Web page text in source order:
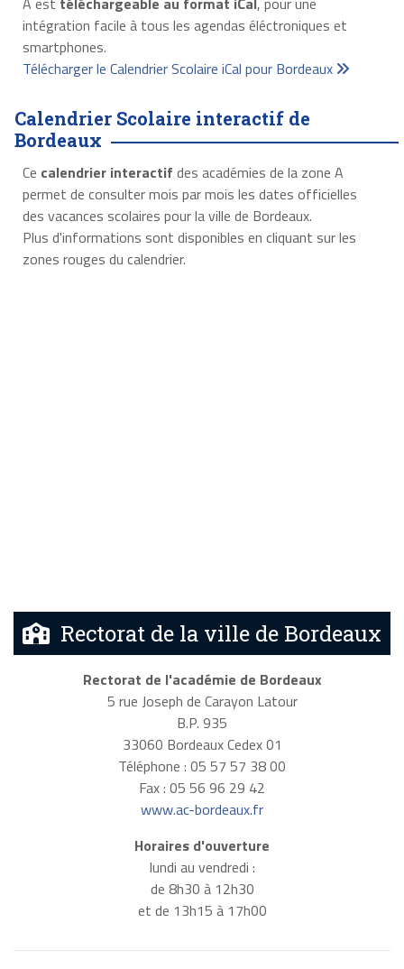
intégration facile à tous les agendas éléctroniques et
smartphones.
Télécharger le Calendrier Scolaire iCal pour Bordeaux
Calendrier Scolaire interactif de
Bordeaux
Ce calendrier interactif des académies de la zone A
permet de consulter mois par mois les dates officielles
des vacances scolaires pour la ville de Bordeaux.
Plus d'informations sont disponibles en cliquant sur les
zones rouges du calendrier.
Rectorat de la ville de Bordeaux
Rectorat de l'académie de Bordeaux
5 rue Joseph de Carayon Latour
B.P. 935
33060 Bordeaux Cedex 01
Téléphone : 05 57 57 38 00
Fax : 05 56 96 29 42
www.ac-bordeaux.fr
Horaires d'ouverture
lundi au vendredi :
de 8h30 à 12h30
et de 13h15 à 17h00